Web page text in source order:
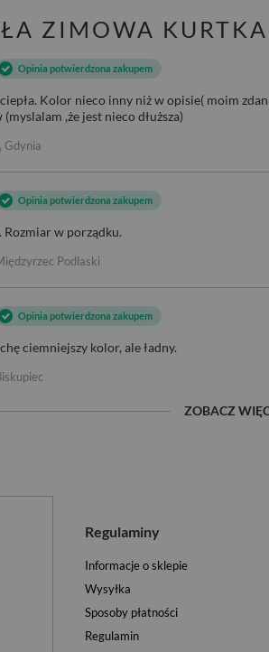
ZIMOWA
Opinia potwierdzona zakupem
Kolor nieco inny niż w opisie( moim
,że jest nieco dłuższa)
Gdynia
Opinia potwierdzona zakupem
Rozmiar w porządku.
Podlaski
Opinia potwierdzona zakupem
ciemniejszy kolor, ale ładny.
ZOBACZ
Regulaminy
Informacje o sklepie
Wysyłka
Sposoby płatności
Regulamin